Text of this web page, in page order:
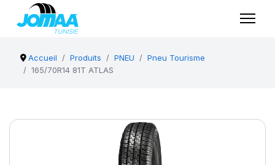
Accueil Produits PNEU
Pneu Tourisme
165/70R14 81T ATLAS